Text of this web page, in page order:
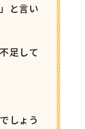
と言い
足して
しょう